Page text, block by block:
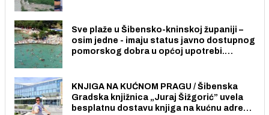
Sve plaže u Šibensko-kninskoj županiji –
osim jedne - imaju status javno dostupnog
pomorskog dobra u općoj upotrebi.
KNJIGA NA KUĆNOM PRAGU / Šibenska
Gradska knjižnica „Juraj Šižgorić” uvela
besplatnu dostavu knjiga na kućnu adresu